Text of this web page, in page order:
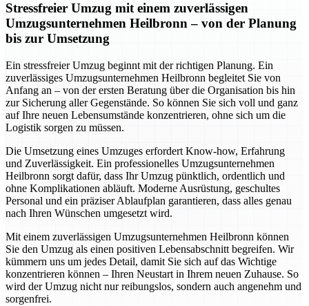
Stressfreier Umzug mit einem zuverlässigen
Umzugsunternehmen Heilbronn – von der Planung
bis zur Umsetzung
Ein stressfreier Umzug beginnt mit der richtigen Planung. Ein
zuverlässiges Umzugsunternehmen Heilbronn begleitet Sie von
Anfang an – von der ersten Beratung über die Organisation bis hin
zur Sicherung aller Gegenstände. So können Sie sich voll und ganz
auf Ihre neuen Lebensumstände konzentrieren, ohne sich um die
Logistik sorgen zu müssen.
Die Umsetzung eines Umzuges erfordert Know-how, Erfahrung
und Zuverlässigkeit. Ein professionelles Umzugsunternehmen
Heilbronn sorgt dafür, dass Ihr Umzug pünktlich, ordentlich und
ohne Komplikationen abläuft. Moderne Ausrüstung, geschultes
Personal und ein präziser Ablaufplan garantieren, dass alles genau
nach Ihren Wünschen umgesetzt wird.
Mit einem zuverlässigen Umzugsunternehmen Heilbronn können
Sie den Umzug als einen positiven Lebensabschnitt begreifen. Wir
kümmern uns um jedes Detail, damit Sie sich auf das Wichtige
konzentrieren können – Ihren Neustart in Ihrem neuen Zuhause. So
wird der Umzug nicht nur reibungslos, sondern auch angenehm und
sorgenfrei.